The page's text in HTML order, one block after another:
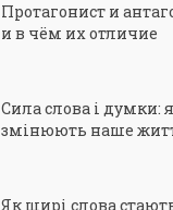
Протагонист и
и в чём их отличие
Сила слова і думки:
змінюють наше
Як щирі слова